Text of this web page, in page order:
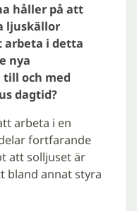
håller på att
ljuskällor
arbeta i detta
nya
till och med
dagtid?
arbeta i en
fortfarande
att solljuset är
bland annat styra